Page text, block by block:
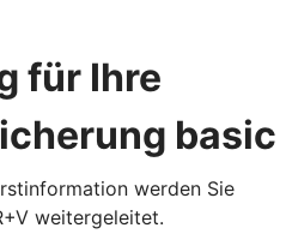
für Ihre
basic
werden Sie
weitergeleitet.